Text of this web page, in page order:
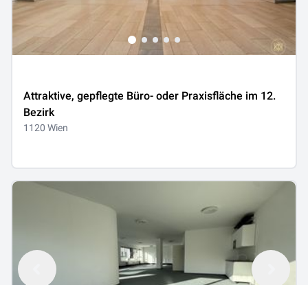
Attraktive, gepflegte Büro- oder Praxisfläche im 12.
Bezirk
1120 Wien